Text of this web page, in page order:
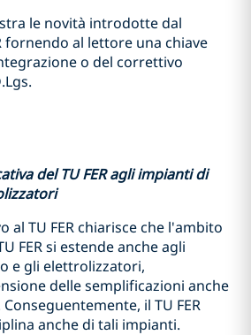
le novità introdotte dal
fornendo al lettore una chiave
o del correttivo
del TU FER agli impianti di
al TU FER chiarisce che l'ambito
FER si estende anche agli
e gli elettrolizzatori,
delle semplificazioni anche
il TU FER
anche di tali impianti.